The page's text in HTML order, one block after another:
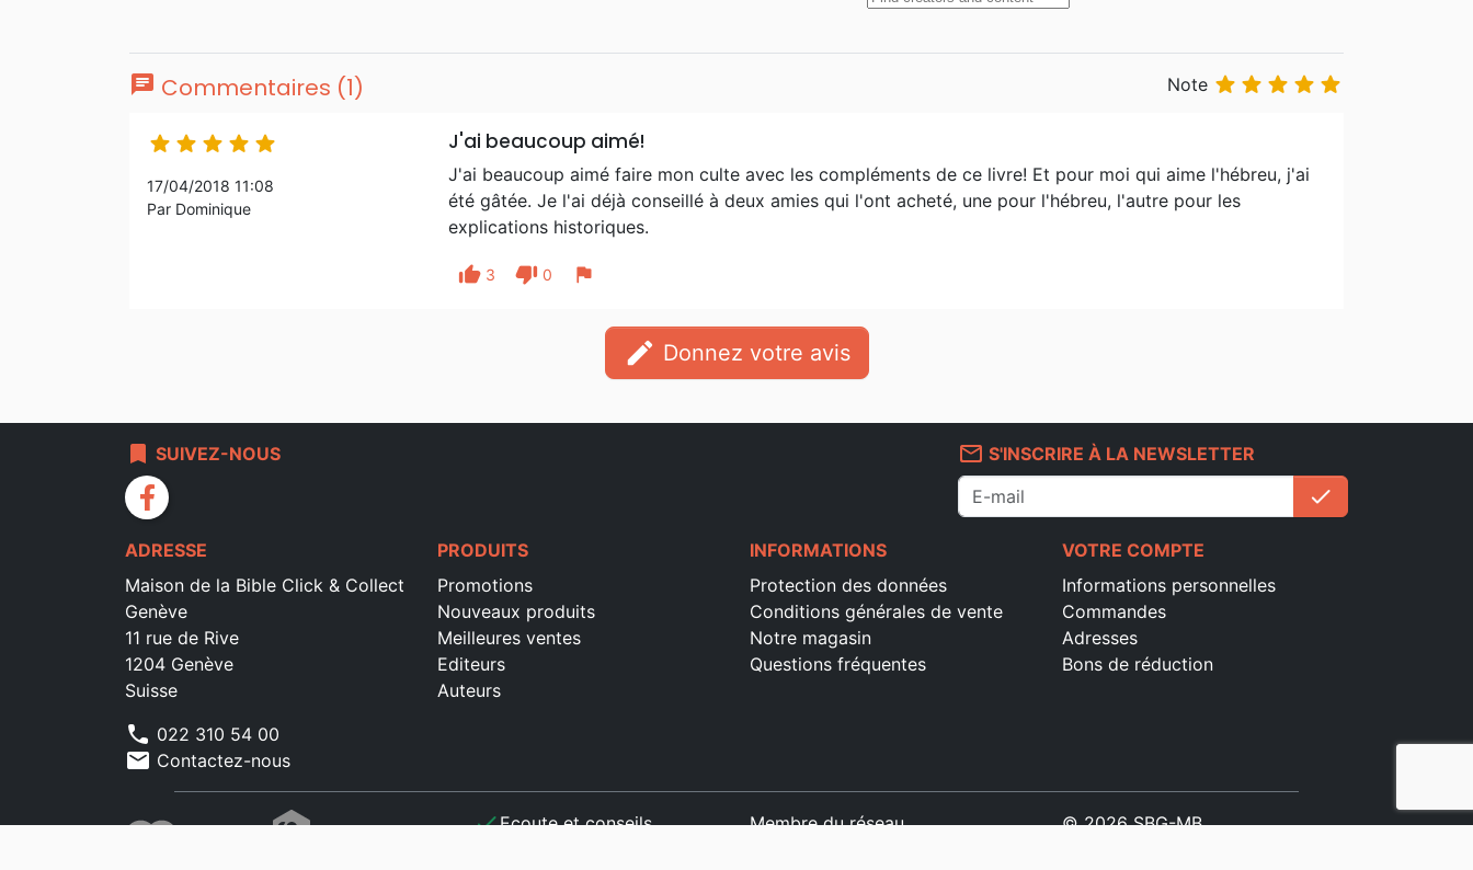
chat Commentaires (1) Note     
    
17/04/2018 11:08
Par Dominique
J'ai beaucoup aimé!
J'ai beaucoup aimé faire mon culte avec les compléments de ce livre! Et pour moi qui aime l'hébreu, j'ai
été gâtée. Je l'ai déjà conseillé à deux amies qui l'ont acheté, une pour l'hébreu, l'autre pour les
explications historiques.
thumb_up 3 thumb_down 0 flag
edit Donnez votre avis
bookmark SUIVEZ-NOUS
facebook
mail_outline S'INSCRIRE À LA NEWSLETTER
check
ADRESSE
Maison de la Bible Click & Collect
Genève
11 rue de Rive
1204 Genève
Suisse
phone 022 310 54 00
mail Contactez-nous
PRODUITS
Promotions
Nouveaux produits
Meilleures ventes
Editeurs
Auteurs
INFORMATIONS
Protection des données
Conditions générales de vente
Notre magasin
Questions fréquentes
VOTRE COMPTE
Informations personnelles
Commandes
Adresses
Bons de réduction
checkEcoute et conseils Membre du réseau © 2026 SBG-MB